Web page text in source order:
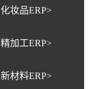
化妆品ERP>
精加工ERP>
新材料ERP>